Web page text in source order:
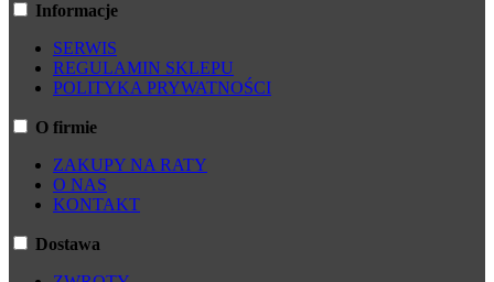
Informacje
SERWIS
REGULAMIN SKLEPU
POLITYKA PRYWATNOŚCI
O firmie
ZAKUPY NA RATY
O NAS
KONTAKT
Dostawa